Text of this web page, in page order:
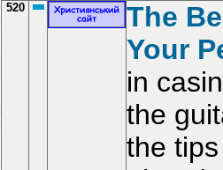
520
The
Your
in
the
the